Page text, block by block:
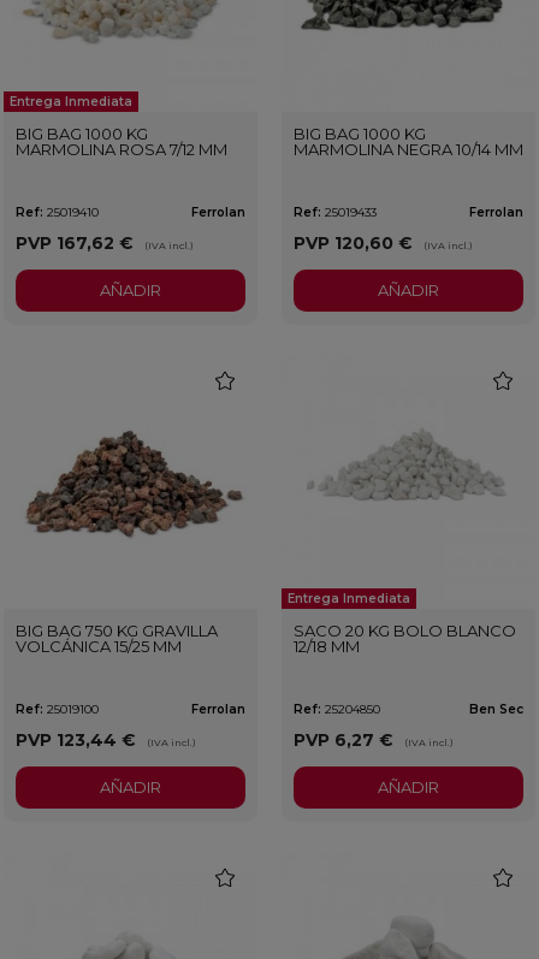
Entrega Inmediata
BIG BAG 1000 KG
MARMOLINA ROSA 7/12 MM
Ref: 25019410 Ferrolan
PVP 167,62 € (IVA incl.)
AÑADIR
BIG BAG 1000 KG
MARMOLINA NEGRA 10/14 MM
Ref: 25019433 Ferrolan
PVP 120,60 € (IVA incl.)
AÑADIR
BIG BAG 750 KG GRAVILLA
VOLCÁNICA 15/25 MM
Ref: 25019100 Ferrolan
PVP 123,44 € (IVA incl.)
AÑADIR
Entrega Inmediata
SACO 20 KG BOLO BLANCO
12/18 MM
Ref: 25204850 Ben Sec
PVP 6,27 € (IVA incl.)
AÑADIR